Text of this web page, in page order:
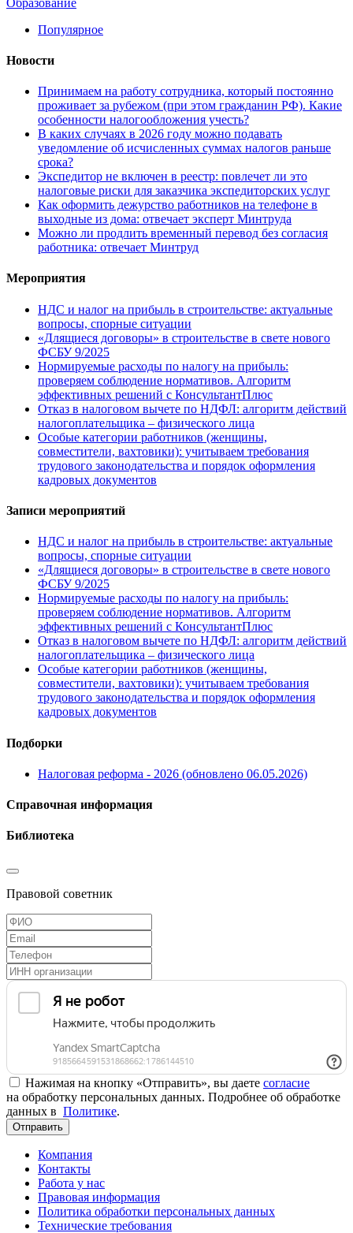
Популярное
Новости
Принимаем на работу сотрудника, который постоянно
проживает за рубежом (при этом гражданин РФ). Какие
особенности налогообложения учесть?
В каких случаях в 2026 году можно подавать
уведомление об исчисленных суммах налогов раньше
срока?
Экспедитор не включен в реестр: повлечет ли это
налоговые риски для заказчика экспедиторских услуг
Как оформить дежурство работников на телефоне в
выходные из дома: отвечает эксперт Минтруда
Можно ли продлить временный перевод без согласия
работника: отвечает Минтруд
Мероприятия
НДС и налог на прибыль в строительстве: актуальные
вопросы, спорные ситуации
«Длящиеся договоры» в строительстве в свете нового
ФСБУ 9/2025
Нормируемые расходы по налогу на прибыль:
проверяем соблюдение нормативов. Алгоритм
эффективных решений с КонсультантПлюс
Отказ в налоговом вычете по НДФЛ: алгоритм действий
налогоплательщика – физического лица
Особые категории работников (женщины,
совместители, вахтовики): учитываем требования
трудового законодательства и порядок оформления
кадровых документов
Записи мероприятий
НДС и налог на прибыль в строительстве: актуальные
вопросы, спорные ситуации
«Длящиеся договоры» в строительстве в свете нового
ФСБУ 9/2025
Нормируемые расходы по налогу на прибыль:
проверяем соблюдение нормативов. Алгоритм
эффективных решений с КонсультантПлюс
Отказ в налоговом вычете по НДФЛ: алгоритм действий
налогоплательщика – физического лица
Особые категории работников (женщины,
совместители, вахтовики): учитываем требования
трудового законодательства и порядок оформления
кадровых документов
Подборки
Налоговая реформа - 2026 (обновлено 06.05.2026)
Справочная информация
Библиотека
Правовой советник
Нажимая на кнопку «Отправить», вы даете согласие
на обработку персональных данных. Подробнее об обработке
данных в Политике.
Отправить
Компания
Контакты
Работа у нас
Правовая информация
Политика обработки персональных данных
Технические требования